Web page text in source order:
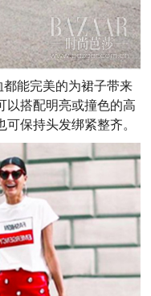
能完美的为裙子带来
以搭配明亮或撞色的高
保持头发绑紧整齐。